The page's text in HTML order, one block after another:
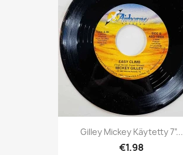
Gilley Mickey Käytetty 7”...
€1.98